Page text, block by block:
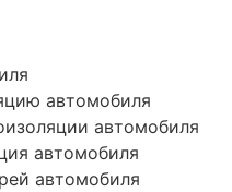
автомобиля
автомобиля
автомобиля
автомобиля